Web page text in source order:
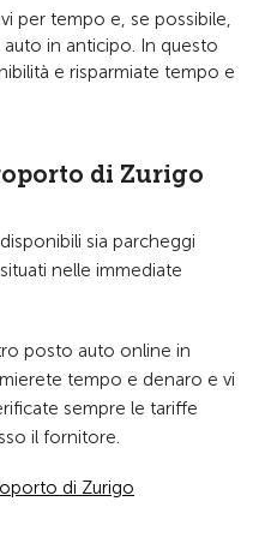
per tempo e, se possibile,
in anticipo. In questo
e risparmiate tempo e
di Zurigo
sia parcheggi
nelle immediate
posto auto online in
tempo e denaro e vi
sempre le tariffe
il fornitore.
di Zurigo